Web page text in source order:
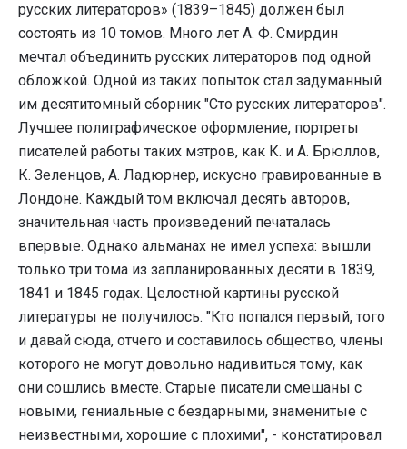
русских литераторов» (1839–1845) должен был
состоять из 10 томов. Много лет А. Ф. Смирдин
мечтал объединить русских литераторов под одной
обложкой. Одной из таких попыток стал задуманный
им десятитомный сборник "Сто русских литераторов".
Лучшее полиграфическое оформление, портреты
писателей работы таких мэтров, как К. и А. Брюллов,
К. Зеленцов, А. Ладюрнер, искусно гравированные в
Лондоне. Каждый том включал десять авторов,
значительная часть произведений печаталась
впервые. Однако альманах не имел успеха: вышли
только три тома из запланированных десяти в 1839,
1841 и 1845 годах. Целостной картины русской
литературы не получилось. "Кто попался первый, того
и давай сюда, отчего и составилось общество, члены
которого не могут довольно надивиться тому, как
они сошлись вместе. Старые писатели смешаны с
новыми, гениальные с бездарными, знаменитые с
неизвестными, хорошие с плохими", - констатировал